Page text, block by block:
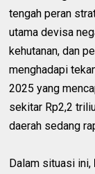
tengah peran
utama devisa
kehutanan, dan
menghadapi
2025 yang
sekitar Rp2,2
daerah sedang
Dalam situasi ini,